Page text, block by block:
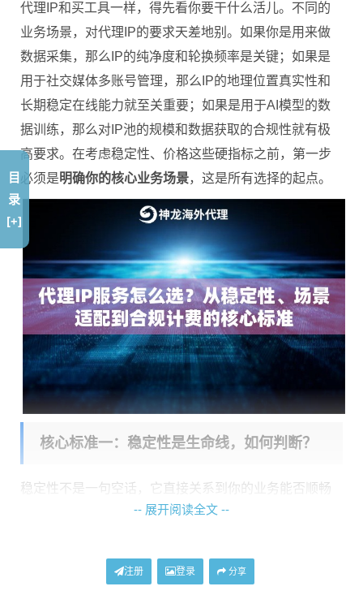
代理IP和买工具一样，得先看你要干什么活儿。不同的
业务场景，对代理IP的要求天差地别。如果你是用来做
数据采集，那么IP的纯净度和轮换频率是关键；如果是
用于社交媒体多账号管理，那么IP的地理位置真实性和
长期稳定在线能力就至关重要；如果是用于AI模型的数
据训练，那么对IP池的规模和数据获取的合规性就有极
高要求。在考虑稳定性、价格这些硬指标之前，第一步
必须是明确你的核心业务场景，这是所有选择的起点。
核心标准一：稳定性是生命线，如何判断？
稳定性不是一句空话，它直接关系到你的业务能否顺畅
运行。判断一个代理IP服务是否稳定，不能只看广告，
连接成功率。你拿到的IP能不能一次就连上？如
-- 展开阅读全文 --
注册 登录 分享
目
录
[+]